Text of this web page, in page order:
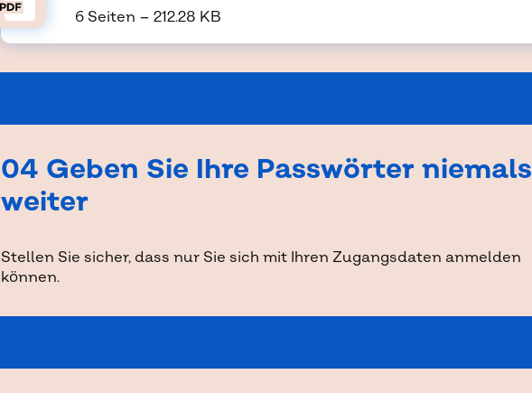
6 Seiten – 212.28 KB
04 Geben Sie Ihre Passwörter niemals
weiter
Stellen Sie sicher, dass nur Sie sich mit Ihren Zugangsdaten anmelden
können.